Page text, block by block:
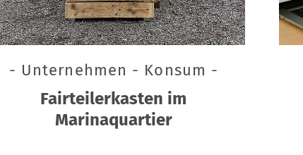
- Unternehmen - Konsum -
Fairteilerkasten im
Marinaquartier